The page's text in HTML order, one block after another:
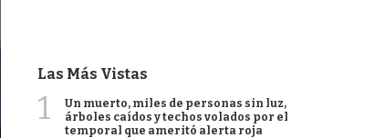
Las Más Vistas
1
Un muerto, miles de personas sin luz,
árboles caídos y techos volados por el
temporal que ameritó alerta roja